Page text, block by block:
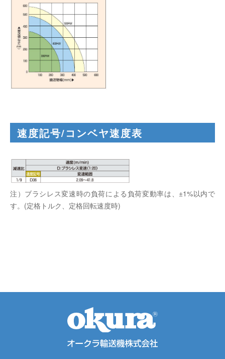
速度記号/コンベヤ速度表
注）ブラシレス変速時の負荷による負荷変動率は、±1%以内で
す。(定格トルク、定格回転速度時)